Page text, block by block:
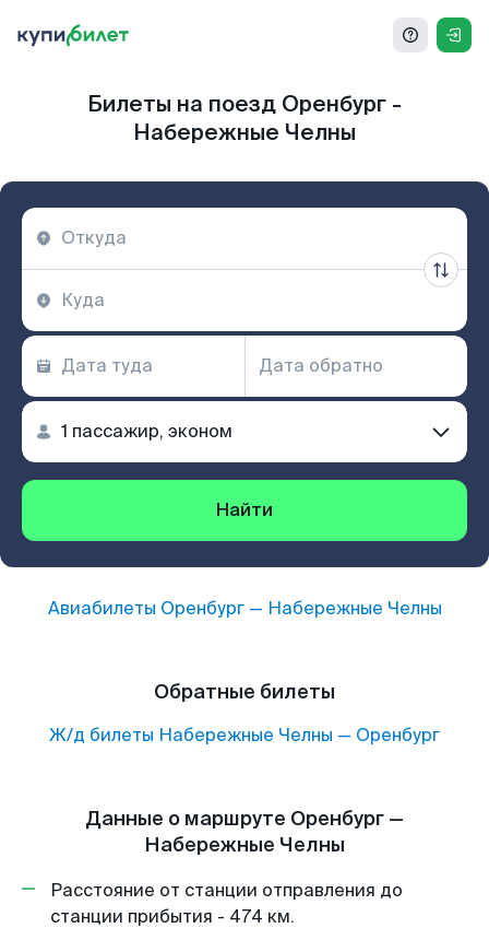
Билеты на поезд Оренбург -
Набережные Челны
Найти
Авиабилеты Оренбург— Набережные Челны
Обратные билеты
Ж/д билеты Набережные Челны — Оренбург
Данные о маршруте Оренбург —
Набережные Челны
Расстояние от станции отправления до
станции прибытия - 474 км.